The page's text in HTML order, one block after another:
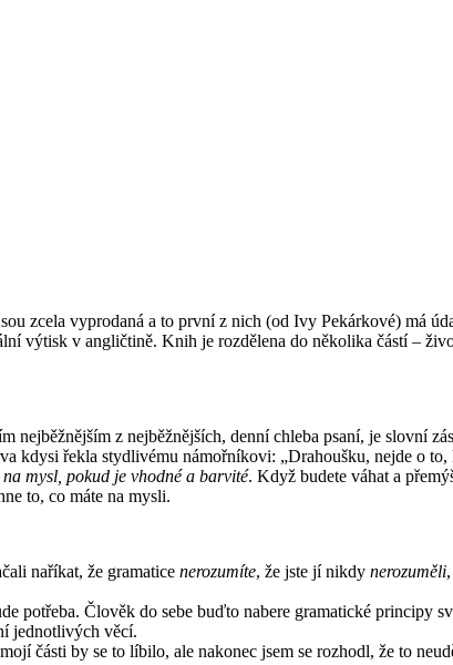
zcela vyprodaná a to první z nich (od Ivy Pekárkové) má
výtisk v angličtině. Knih je rozdělena do několika částí –
z nejběžnějších, denní chleba psaní, je slovní
kdysi řekla stydlivému námořníkovi: „Drahoušku, nejde o
mysl, pokud je vhodné a barvité. Když budete váhat a
to, co máte na mysli.
naříkat, že gramatice nerozumíte, že jste jí nikdy nerozuměli
potřeba. Člověk do sebe buďto nabere gramatické principy
jednotlivých věcí.
části by se to líbilo, ale nakonec jsem se rozhodl, že to